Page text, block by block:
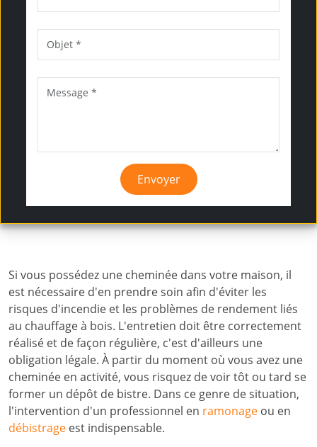
Envoyer
Si vous possédez une cheminée dans votre maison, il
est nécessaire d'en prendre soin afin d'éviter les
risques d'incendie et les problèmes de rendement liés
au chauffage à bois. L'entretien doit être correctement
réalisé et de façon régulière, c'est d'ailleurs une
obligation légale. À partir du moment où vous avez une
cheminée en activité, vous risquez de voir tôt ou tard se
former un dépôt de bistre. Dans ce genre de situation,
l'intervention d'un professionnel en ramonage ou en
débistrage est indispensable.